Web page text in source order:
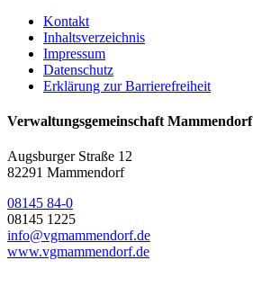
Kontakt
Inhaltsverzeichnis
Impressum
Datenschutz
Erklärung zur Barrierefreiheit
Verwaltungsgemeinschaft Mammendorf
Augsburger Straße 12
82291 Mammendorf
08145 84-0
08145 1225
info@vgmammendorf.de
www.vgmammendorf.de